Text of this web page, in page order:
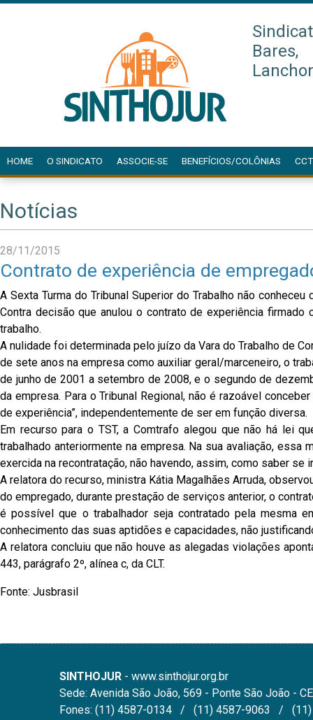
Bares,
HOME O SINDICATO ASSOCIE-SE BENEFÍCIOS/COLÔNIAS
Notícias
28/11/2015
Contrato de experiência de
A Sexta Turma do Tribunal Superior do Trabalho não
Contra decisão que anulou o contrato de experiência
trabalho.
A nulidade foi determinada pelo juízo da Vara do Trabalho de
de sete anos na empresa como auxiliar geral/marceneiro, o
de junho de 2001 a setembro de 2008, e o segundo de
da empresa. Para o Tribunal Regional, não é razoável
de experiência”, independentemente de ser em função diversa.
Em recurso para o TST, a Comtrafo alegou que não há lei
trabalhado anteriormente na empresa. Na sua avaliação,
exercida na recontratação, não havendo, assim, como saber se
A relatora do recurso, ministra Kátia Magalhães Arruda,
do empregado, durante prestação de serviços anterior, o
é possível que o trabalhador seja contratado pela mesma
conhecimento das suas aptidões e capacidades, não
A relatora concluiu que não houve as alegadas violações
443, parágrafo 2º, alínea c, da CLT.
Fonte: Jusbrasil
SINTHOJUR - www.sinthojur.org.br
Sede: Avenida São João, 569 - Ponte São João -
Fones: (11) 4587-0134 / (11) 4587-9063 /